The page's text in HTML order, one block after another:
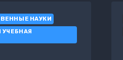
НАУКИ